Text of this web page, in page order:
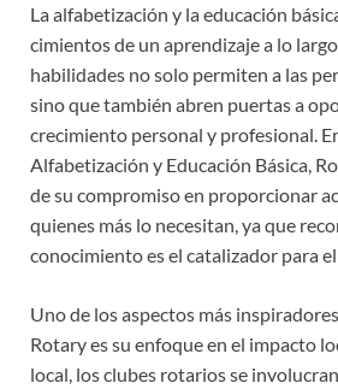
La alfabetización y la educación
cimientos de un aprendizaje a lo
habilidades no solo permiten a las
sino que también abren puertas a
crecimiento personal y profesional.
Alfabetización y Educación Básica,
de su compromiso en proporcionar
quienes más lo necesitan, ya que
conocimiento es el catalizador para
Uno de los aspectos más
Rotary es su enfoque en el impacto
local, los clubes rotarios se